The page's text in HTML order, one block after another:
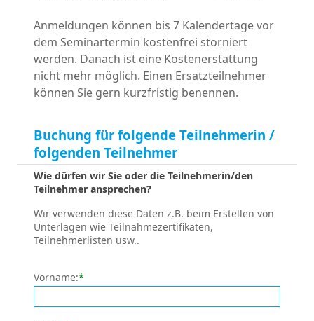
Anmeldungen können bis 7 Kalendertage vor
dem Seminartermin kostenfrei storniert
werden. Danach ist eine Kostenerstattung
nicht mehr möglich. Einen Ersatzteilnehmer
können Sie gern kurzfristig benennen.
Buchung für folgende Teilnehmerin /
folgenden Teilnehmer
Wie dürfen wir Sie oder die Teilnehmerin/den
Teilnehmer ansprechen?
Wir verwenden diese Daten z.B. beim Erstellen von
Unterlagen wie Teilnahmezertifikaten,
Teilnehmerlisten usw..
Vorname:*